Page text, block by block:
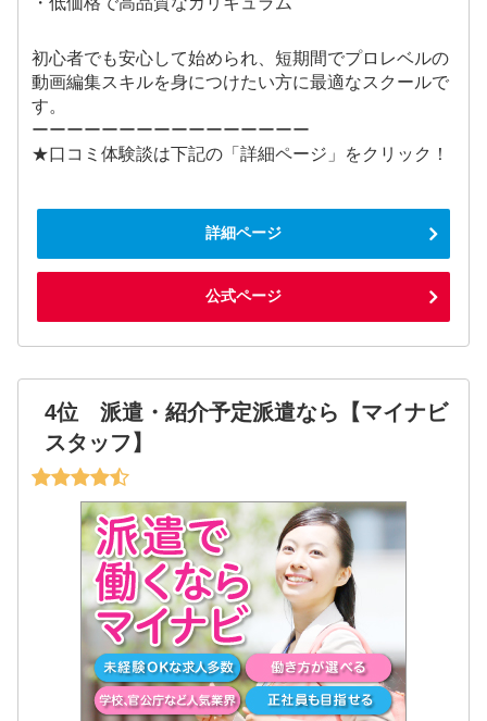
初心者でも安心して始められ、短期間でプロレベルの
動画編集スキルを身につけたい方に最適なスクールで
す。
ーーーーーーーーーーーーーーーー
★口コミ体験談は下記の「詳細ページ」をクリック！
詳細ページ
公式ページ
4位 派遣・紹介予定派遣なら【マイナビ
スタッフ】